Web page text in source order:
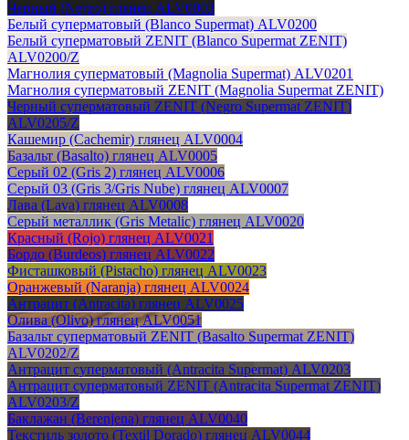
Черный (Negro) глянец ALV0003
Белый суперматовый (Blanco Supermat) ALV0200
Белый суперматовый ZENIT (Blanco Supermat ZENIT)
ALV0200/Z
Магнолия суперматовый (Magnolia Supermat) ALV0201
Магнолия суперматовый ZENIT (Magnolia Supermat ZENIT)
Черный суперматовый ZENIT (Negro Supermat ZENIT)
ALV0205/Z
Кашемир (Cachemir) глянец ALV0004
Базальт (Basalto) глянец ALV0005
Серый 02 (Gris 2) глянец ALV0006
Серый 03 (Gris 3/Gris Nube) глянец ALV0007
Лава (Lava) глянец ALV0008
Серый металлик (Gris Metalic) глянец ALV0020
Красный (Rojo) глянец ALV0021
Бордо (Burdeos) глянец ALV0022
Фисташковый (Pistacho) глянец ALV0023
Оранжевый (Naranja) глянец ALV0024
Антрацит (Antracita) глянец ALV0025
Олива (Olivo) глянец ALV0051
Базальт суперматовый ZENIT (Basalto Supermat ZENIT)
ALV0202/Z
Антрацит суперматовый (Antracita Supermat) ALV0203
Антрацит суперматовый ZENIT (Antracita Supermat ZENIT)
ALV0203/Z
Баклажан (Berenjena) глянец ALV0040
Текстиль золото (Textil Dorado) глянец ALV0044